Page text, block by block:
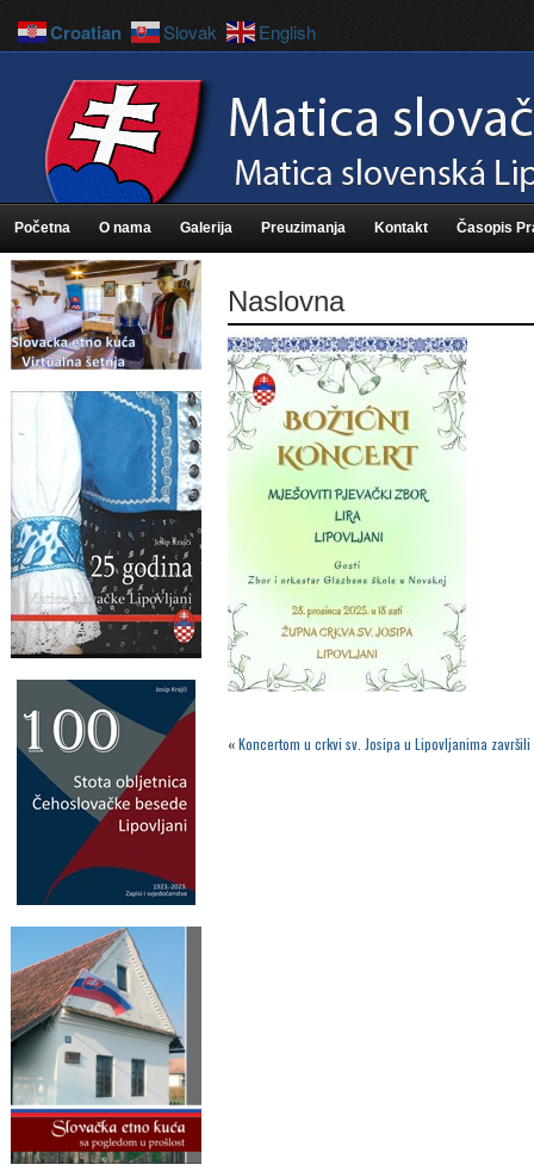
Početna O nama Galerija Preuzimanja Kontakt Časopis
Naslovna
«Koncertom u crkvi sv. Josipa u Lipovljanima
Croatian Slovak English